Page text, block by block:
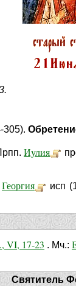
305).
Иулия
Георгия исп
VI, 17-23 . Мч.:
Святитель